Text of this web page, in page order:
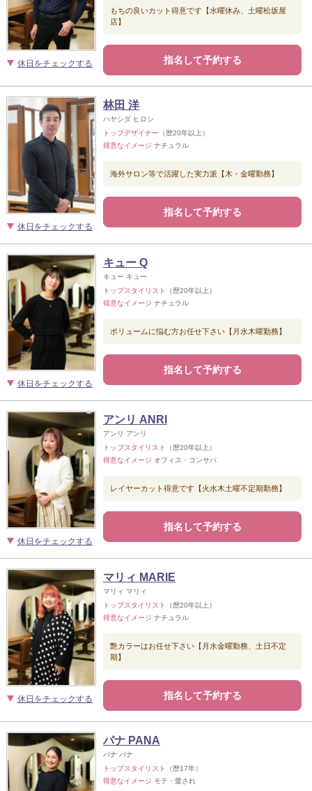
休日をチェックする
もちの良いカット得意です【水曜休み、土曜松坂屋
店】
指名して予約する
休日をチェックする
林田 洋
ハヤシダ ヒロシ
トップデザイナー （歴20年以上）
得意なイメージ ナチュラル
海外サロン等で活躍した実力派【木・金曜勤務】
指名して予約する
休日をチェックする
キュー Q
キュー キュー
トップスタイリスト
（歴20年以上）
得意なイメージ ナチュラル
ボリュームに悩む方お任せ下さい【月水木曜勤務】
指名して予約する
休日をチェックする
アンリ ANRI
アンリ アンリ
トップスタイリスト
（歴20年以上）
得意なイメージ オフィス・コンサバ
レイヤーカット得意です【火水木土曜不定期勤務】
指名して予約する
休日をチェックする
マリィ MARIE
マリィ マリィ
トップスタイリスト
（歴20年以上）
得意なイメージ ナチュラル
艶カラーはお任せ下さい【月水金曜勤務、土日不定
期】
指名して予約する
パナ PANA
パナ パナ
トップスタイリスト
（歴17年）
得意なイメージ モテ・愛され